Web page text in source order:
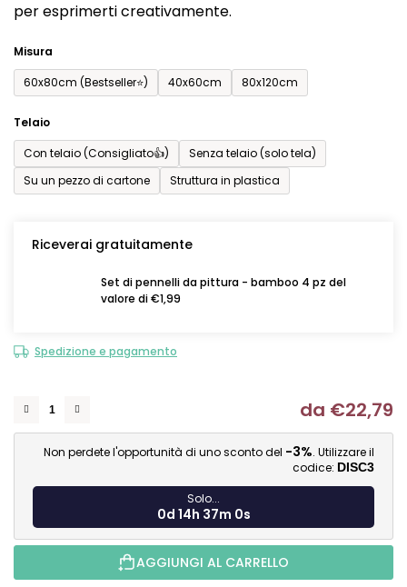
per esprimerti creativamente.
Misura
60x80cm (Bestseller⭐)
40x60cm 80x120cm
Telaio
Con telaio (Consigliato👍)
Senza telaio (solo tela)
Su un pezzo di cartone
Struttura in plastica
Riceverai gratuitamente
Set di pennelli da pittura - bamboo 4 pz del
valore di €1,99
Spedizione e pagamento
da €22,79
Non perdete l'opportunità di uno sconto del -3%. Utilizzare il
codice: DISC3
Solo...
0d 14h 36m 59s
AGGIUNGI AL CARRELLO